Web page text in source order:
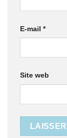
E-mail *
Site web